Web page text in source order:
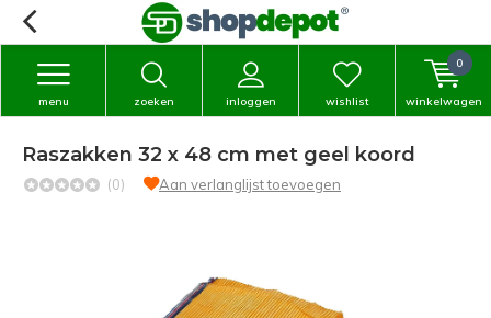
zoeken inloggen
menu wishlist winkelwagen
0
Raszakken 32 x 48 cm met geel koord
(0) Aan verlanglijst toevoegen